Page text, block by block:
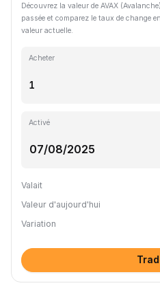
Découvrez la valeur de AVAX
passée et comparez le taux de change
valeur actuelle.
Acheter
Activé
Valait
Valeur d'aujourd'hui
Variation